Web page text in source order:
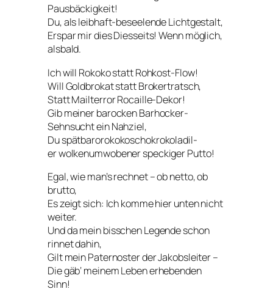
Pausbäckigkeit!
Du, als leibhaft-beseelende Lichtgestalt,
Erspar mir dies Diesseits! Wenn möglich,
alsbald.
Ich will Rokoko statt Rohkost-Flow!
Will Goldbrokat statt Brokertratsch,
Statt Mailterror Rocaille-Dekor!
Gib meiner barocken Barhocker-
Sehnsucht ein Nahziel,
Du spätbarorokokoschokrokoladil-
er wolkenumwobener speckiger Putto!
Egal, wie man’s rechnet – ob netto, ob
brutto,
Es zeigt sich: Ich komme hier unten nicht
weiter.
Und da mein bisschen Legende schon
rinnet dahin,
Gilt mein Paternoster der Jakobsleiter –
Die gäb‘ meinem Leben erhebenden
Sinn!